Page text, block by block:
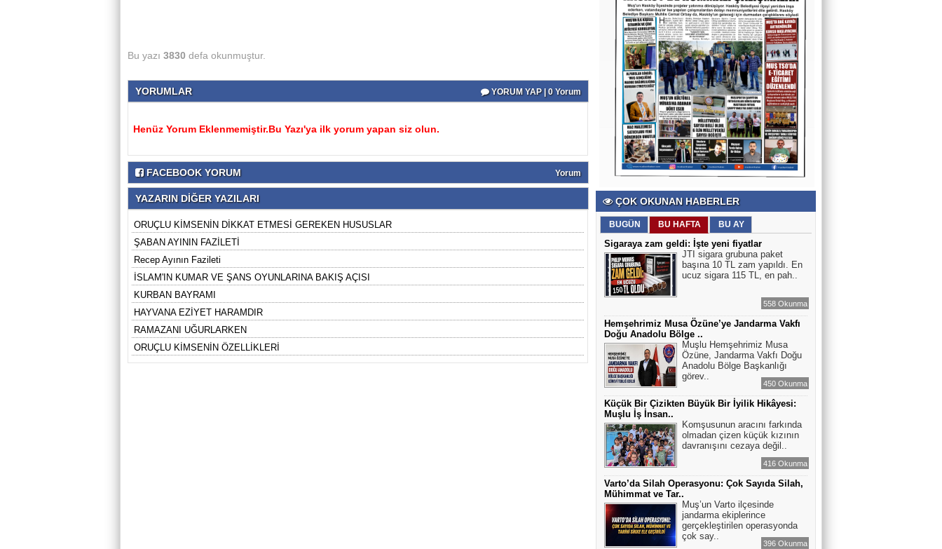
Bu yazı 3830 defa okunmuştur.
YORUMLAR YORUM YAP | 0 Yorum
Henüz Yorum Eklenmemiştir.Bu Yazı'ya ilk yorum yapan siz olun.
FACEBOOK YORUM Yorum
YAZARIN DİĞER YAZILARI
ORUÇLU KİMSENİN DİKKAT ETMESİ GEREKEN HUSUSLAR
ŞABAN AYININ FAZİLETİ
Recep Ayının Fazileti
İSLAM'IN KUMAR VE ŞANS OYUNLARINA BAKIŞ AÇISI
KURBAN BAYRAMI
HAYVANA EZİYET HARAMDIR
RAMAZANI UĞURLARKEN
ORUÇLU KİMSENİN ÖZELLİKLERİ
ÇOK OKUNAN HABERLER
BUGÜN BU HAFTA BU AY
Sigaraya zam geldi: İşte yeni fiyatlar
JTI sigara grubuna paket
başına 10 TL zam yapıldı. En
ucuz sigara 115 TL, en pah..
558 Okunma
Hemşehrimiz Musa Özüne’ye Jandarma Vakfı
Doğu Anadolu Bölge ..
Muşlu Hemşehrimiz Musa
Özüne, Jandarma Vakfı Doğu
Anadolu Bölge Başkanlığı
görev..
450 Okunma
Küçük Bir Çizikten Büyük Bir İyilik Hikâyesi:
Muşlu İş İnsan..
Komşusunun aracını farkında
olmadan çizen küçük kızının
davranışını cezaya değil..
416 Okunma
Varto’da Silah Operasyonu: Çok Sayıda Silah,
Mühimmat ve Tar..
Muş’un Varto ilçesinde
jandarma ekiplerince
gerçekleştirilen operasyonda
çok say..
396 Okunma